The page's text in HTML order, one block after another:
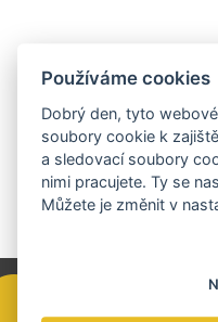
Používáme cookies
Dobrý den, tyto
soubory cookie k
a sledovací soubory
nimi pracujete. Ty se
Můžete je změnit v